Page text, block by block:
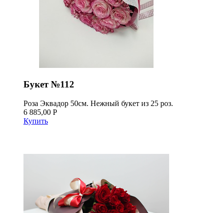
Букет №112
Роза Эквадор 50см. Нежный букет из 25 роз.
6 885,00 Р
Купить